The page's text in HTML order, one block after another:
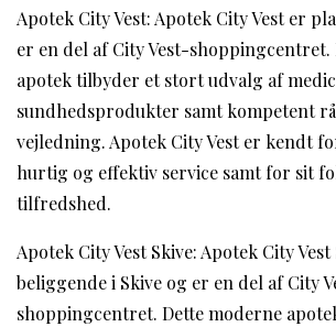
Apotek City Vest: Apotek City Vest er
er en del af City Vest-shoppingcentret.
apotek tilbyder et stort udvalg af
sundhedsprodukter samt kompetent
vejledning. Apotek City Vest er kendt
hurtig og effektiv service samt for sit
tilfredshed.
Apotek City Vest Skive: Apotek City Vest
beliggende i Skive og er en del af City
shoppingcentret. Dette moderne